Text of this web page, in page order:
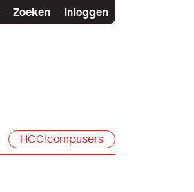
Zoeken Inloggen
HCC!compusers